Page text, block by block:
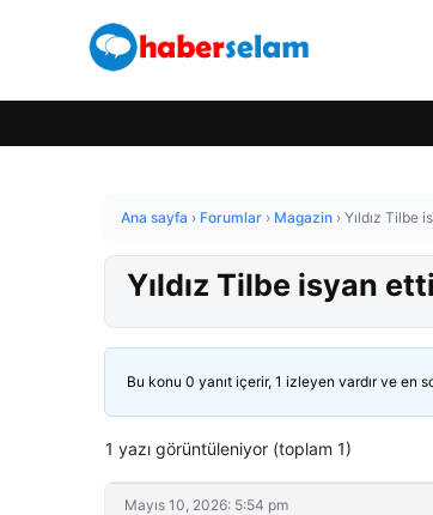
Ana sayfa › Forumlar › Magazin › Yıldız Tilbe
Yıldız Tilbe isyan
Bu konu 0 yanıt içerir, 1 izleyen vardır ve en
1 yazı görüntüleniyor (toplam 1)
Mayıs 10, 2026: 5:54 pm